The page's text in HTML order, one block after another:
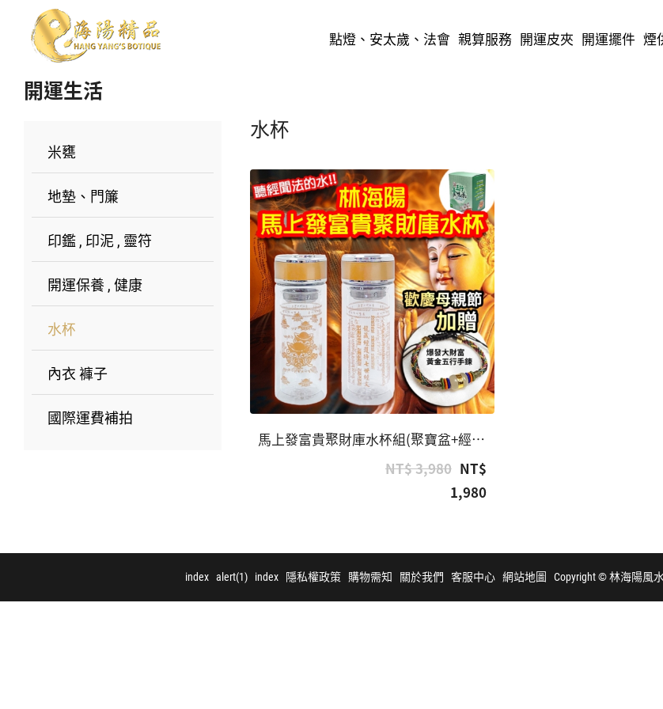
點燈、安太歲、法會 親算服務 開運皮夾 開運擺件 煙
開運生活 水杯
開運生活
米甕
地墊、門簾
印鑑 , 印泥 , 靈符
開運保養 , 健康
水杯
內衣 褲子
國際運費補拍
水杯
馬上發富貴聚財庫水杯組(聚寶盆+經文杯)
NT$ 3,980 NT$
1,980
index alert(1) index 隱私權政策 購物需知 關於我們 客服中心 網站地圖 Copyright © 林海陽風